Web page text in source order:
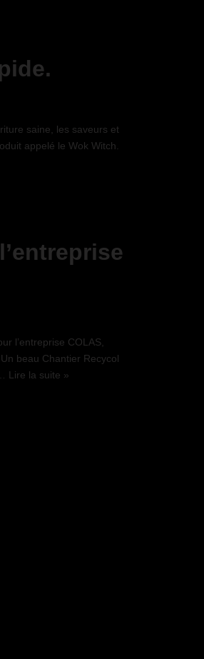
saine, les saveurs et
appelé le Wok Witch.
l’entreprise COLAS,
beau Chantier Recycol
Lire la suite »